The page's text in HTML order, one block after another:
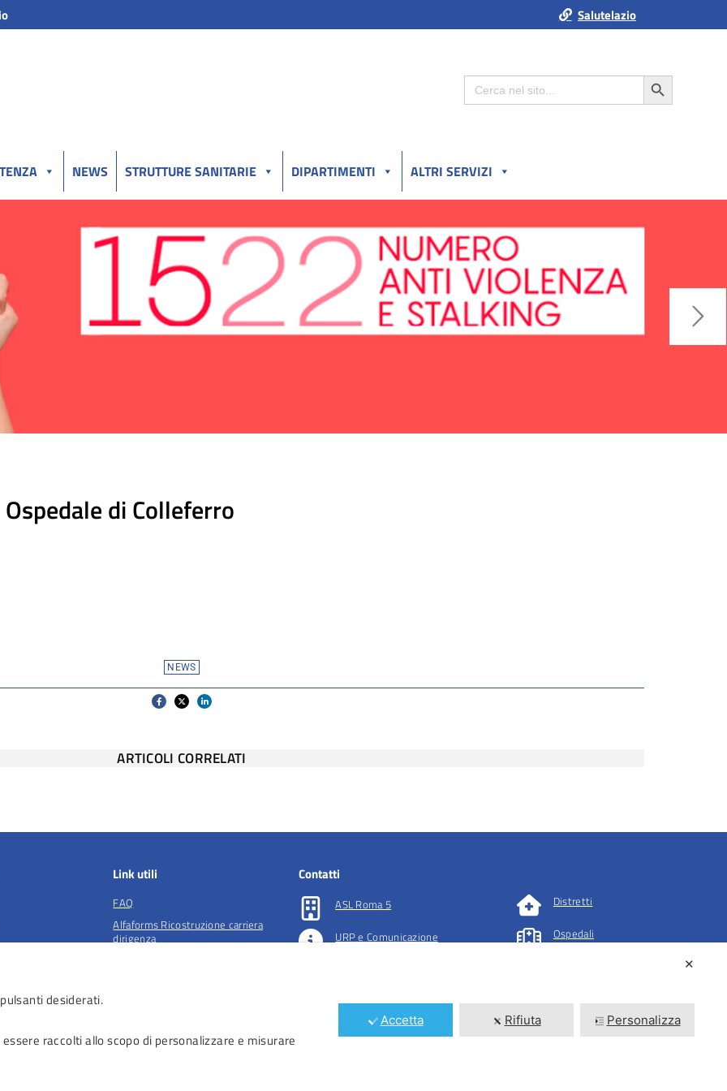
Salutelazio
Search
for:
Search Button
NEWS STRUTTURE SANITARIE DIPARTIMENTI ALTRI SERVIZI
di Colleferro
NEWS
ARTICOLI CORRELATI
e tutela della
Link utili
FAQ
Alfaforms Ricostruzione carriera
dirigenza
Contatti
ASL Roma 5
URP e Comunicazione
Distretti
Ospedali
✕
desiderati.
raccolti allo scopo di personalizzare e misurare
Accetta Rifiuta Personalizza